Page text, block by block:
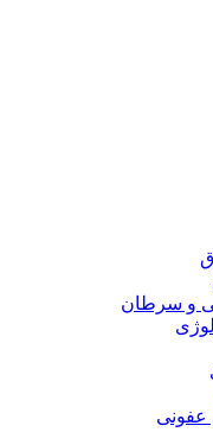
و سرطان
عفونی